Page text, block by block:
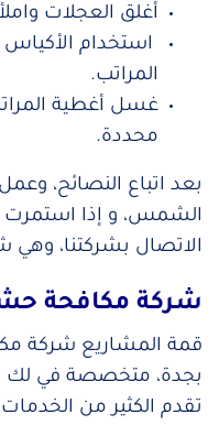
أغلق العجلات
استخدام الأكياس
المراتب.
غسل أغطية
محددة.
بعد اتباع النصائح،
الشمس، و إذا استمرت
الاتصال بشركتنا، وهي
شركة مكافحة
قمة المشاريع شركة
بجدة، متخصصة في لك
تقدم الكثير من الخدمات